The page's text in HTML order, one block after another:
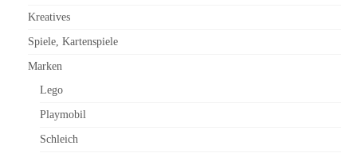
Kreatives
Spiele, Kartenspiele
Marken
Lego
Playmobil
Schleich